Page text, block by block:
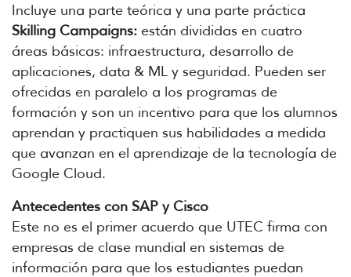
Incluye una parte teórica y una parte práctica
Skilling Campaigns: están divididas en cuatro
áreas básicas: infraestructura, desarrollo de
aplicaciones, data & ML y seguridad. Pueden ser
ofrecidas en paralelo a los programas de
formación y son un incentivo para que los alumnos
aprendan y practiquen sus habilidades a medida
que avanzan en el aprendizaje de la tecnología de
Google Cloud.
Antecedentes con SAP y Cisco
Este no es el primer acuerdo que UTEC firma con
empresas de clase mundial en sistemas de
información para que los estudiantes puedan